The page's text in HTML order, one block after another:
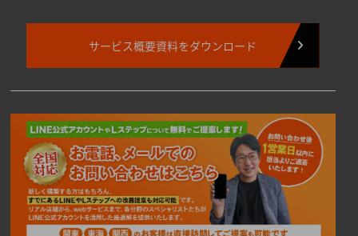
サービス概要資料をダウンロード